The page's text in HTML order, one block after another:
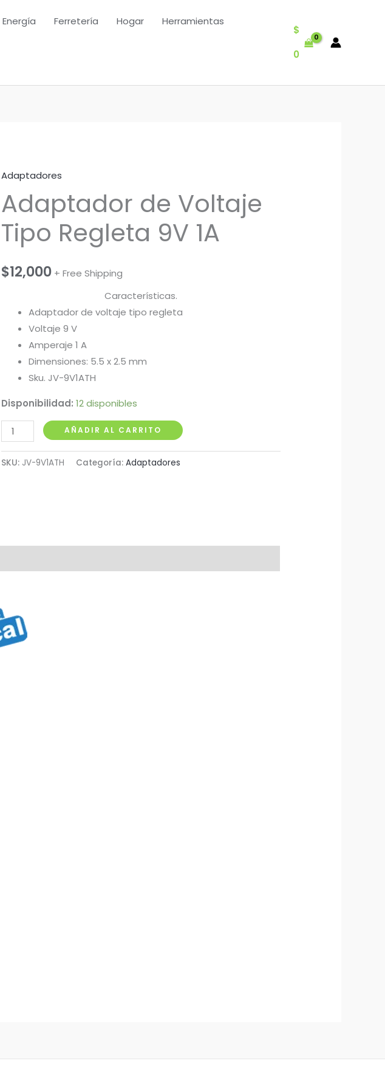
Energía Ferretería Hogar Herramientas
$
0
Adaptadores
Adaptador de Voltaje
Tipo Regleta 9V 1A
$12,000 + Free Shipping
Características.
Adaptador de voltaje tipo regleta
Voltaje 9 V
Amperaje 1 A
Dimensiones: 5.5 x 2.5 mm
Sku. JV-9V1ATH
Disponibilidad: 12 disponibles
Adaptador
de
Voltaje
cantidad
AÑADIR AL CARRITO
SKU: JV-9V1ATH Categoría: Adaptadores